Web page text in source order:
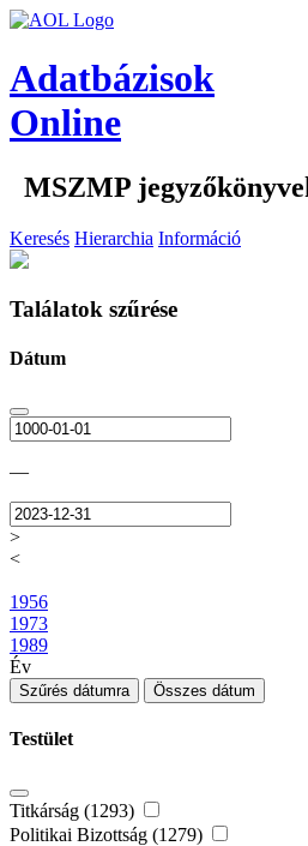
Adatbázisok
Online
MSZMP
Keresés Hierarchia Információ
Találatok szűrése
Dátum
—
>
<
1956
1973
1989
Év
Szűrés dátumra Összes dátum
Testület
Titkárság (1293)
Politikai Bizottság (1279)